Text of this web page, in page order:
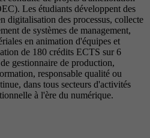
Les étudiants développent des
digitalisation des processus, collecte
de systèmes de management,
en animation d'équipes et
de 180 crédits ECTS sur 6
gestionnaire de production,
responsable qualité ou
dans tous secteurs d'activités
à l'ère du numérique.